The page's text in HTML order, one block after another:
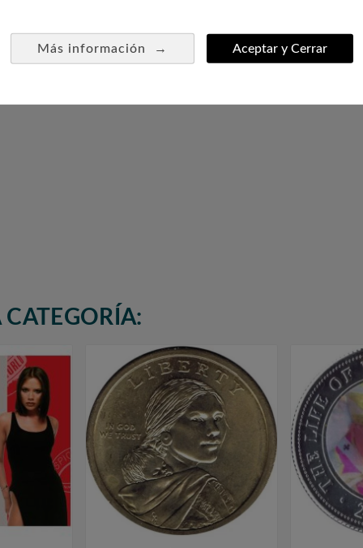
Más información → Aceptar y Cerrar